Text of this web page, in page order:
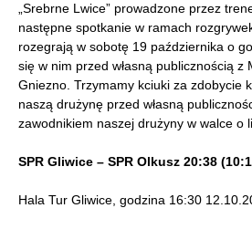
„Srebrne Lwice” prowadzone przez
następne spotkanie w ramach
rozegrają w sobotę 19 października o
się w nim przed własną publicznością z
Gniezno. Trzymamy kciuki za zdobycie
naszą drużynę przed własną
zawodnikiem naszej drużyny w walce o
SPR Gliwice – SPR Olkusz 20:38
Hala Tur Gliwice, godzina 16:30